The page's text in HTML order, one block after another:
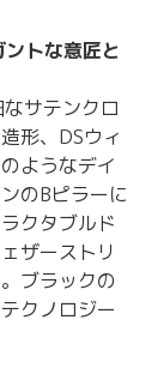
トな意匠と
サテンクロ
形、DSウィ
ようなデイ
のBピラーに
クタブルド
ザーストリ
ブラックの
クノロジー